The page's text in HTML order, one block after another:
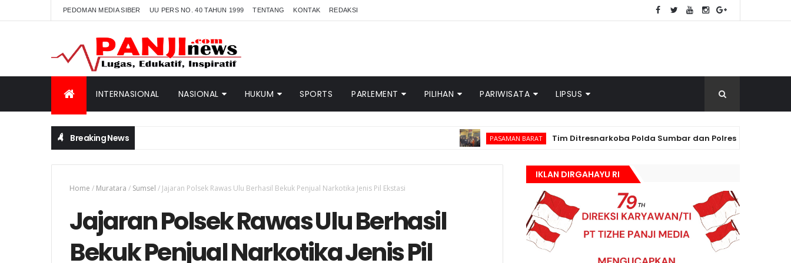
PEDOMAN MEDIA SIBER UU PERS NO. 40 TAHUN 1999 TENTANG KONTAK REDAKSI
INTERNASIONAL NASIONAL HUKUM SPORTS PARLEMENT PILIHAN PARIWISATA LIPSUS
Breaking News PASAMAN BARAT Tim Ditresnarkoba Polda Sumbar dan Polres Pasbar Gagalkan
Home / Muratara / Sumsel / Jajaran Polsek Rawas Ulu Berhasil Bekuk Penjual Narkotika Jenis Pil Ekstasi
Jajaran Polsek Rawas Ulu Berhasil
Bekuk Penjual Narkotika Jenis Pil
IKLAN DIRGAHAYU RI